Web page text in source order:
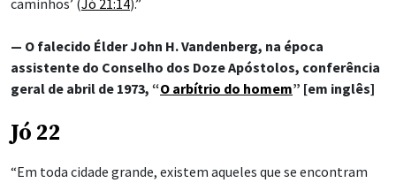
caminhos’ (Jó 21:14).”
— O falecido Élder John H. Vandenberg, na época
assistente do Conselho dos Doze Apóstolos, conferência
geral de abril de 1973, “O arbítrio do homem” [em inglês]
Jó 22
“Em toda cidade grande, existem aqueles que se encontram